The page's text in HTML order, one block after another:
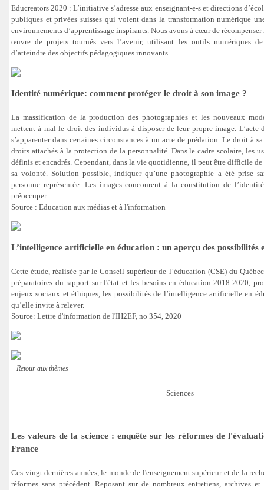
Educreators 2020 :L’initiative s’adresse aux enseignant-e-s et directions
publiques et privées suisses qui voient dans la transformation numérique
environnements d’apprentissage inspirants. Nous avons à cœur de
œuvre de projets tournés vers l’avenir, utilisant les outils numériques
d’atteindre des objectifs pédagogiques innovants.
Identité numérique: comment protéger le droit à son image ?
La massification de la production des photographies et les nouveaux
mettent à mal le droit des individus à disposer de leur propre image. L’acte
s’apparenter dans certaines circonstances à un acte de prédation. Le droit à
droits attachés à la protection de la personnalité. Dans le cadre scolaire, les
définis et encadrés. Cependant, dans la vie quotidienne, il peut être difficile de
sa volonté. Solution possible, indiquer qu’une photographie a été prise
personne représentée. Les images concourent à la constitution de
préoccuper.
Source : Education aux médias et à l'information
L’intelligence artificielle en éducation : un aperçu des possibilités
Cette étude, réalisée par le Conseil supérieur de l’éducation (CSE) du
préparatoires du rapport sur l'état et les besoins en éducation 2018-2020,
enjeux sociaux et éthiques, les possibilités de l’intelligence artificielle en
qu’elle invite à relever.
Source: Lettre d'information de l'IH2EF, no 354, 2020
Retour aux thèmes
Sciences
Les valeurs de la science : enquête sur les réformes de
France
Ces vingt dernières années, le monde de l'enseignement supérieur et de la
réformes sans précédent. Reposant sur de nombreux entretiens, archives